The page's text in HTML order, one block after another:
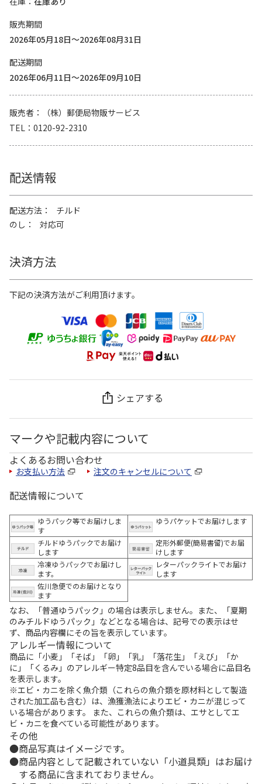
販売期間
2026年05月18日～2026年08月31日
配送期間
2026年06月11日～2026年09月10日
販売者
（株）郵便局物販サービス
TEL
0120-92-2310
配送情報
配送方法
チルド
のし
対応可
決済方法
下記の決済方法がご利用頂けます。
シェアする
マークや記載内容について
よくあるお問い合わせ
お支払い方法 注文のキャンセルについて
配送情報について
ゆうパック等でお届けしま
す
ゆうパケットでお届けします
チルドゆうパックでお届け
します
定形外郵便(簡易書留)でお届
けします
冷凍ゆうパックでお届けし
ます。
レターパックライトでお届け
します
佐川急便でのお届けとなり
ます
なお、「普通ゆうパック」の場合は表示しません。また、「夏期
のみチルドゆうパック」などとなる場合は、記号での表示はせ
ず、商品内容欄にその旨を表示しています。
アレルギー情報について
商品に「小麦」「そば」「卵」「乳」「落花生」「えび」「か
に」「くるみ」のアレルギー特定8品目を含んでいる場合に品目名
を表示します。
※エビ・カニを除く魚介類（これらの魚介類を原材料として製造
された加工品も含む）は、漁獲漁法によりエビ・カニが混じって
いる場合があります。 また、これらの魚介類は、エサとしてエ
ビ・カニを食べている可能性があります。
その他
商品写真はイメージです。
商品内容として記載されていない「小道具類」はお届け
する商品に含まれておりません。